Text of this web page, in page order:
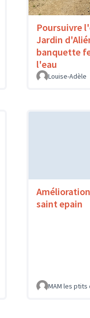
Poursuivre
Jardin
banquette
l'eau
Louise-Adèle
saint epain
MAM les ptits